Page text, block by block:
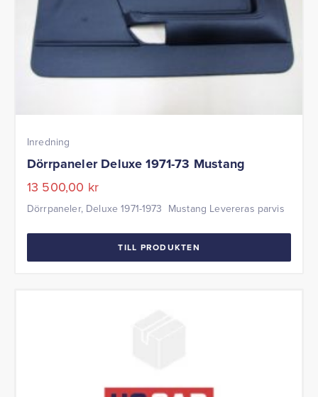
Inredning
Dörrpaneler Deluxe 1971-73 Mustang
13 500,00 kr
Dörrpaneler, Deluxe 1971-1973 Mustang Levereras parvis
TILL PRODUKTEN